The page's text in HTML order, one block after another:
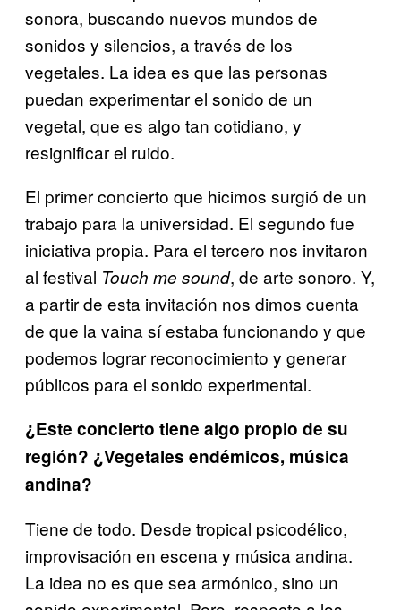
sonora, buscando nuevos mundos de
sonidos y silencios, a través de los
vegetales. La idea es que las personas
puedan experimentar el sonido de un
vegetal, que es algo tan cotidiano, y
resignificar el ruido.
El primer concierto que hicimos surgió de un
trabajo para la universidad. El segundo fue
iniciativa propia. Para el tercero nos invitaron
al festival Touch me sound, de arte sonoro. Y,
a partir de esta invitación nos dimos cuenta
de que la vaina sí estaba funcionando y que
podemos lograr reconocimiento y generar
públicos para el sonido experimental.
¿Este concierto tiene algo propio de su
región? ¿Vegetales endémicos, música
andina?
Tiene de todo. Desde tropical psicodélico,
improvisación en escena y música andina.
La idea no es que sea armónico, sino un